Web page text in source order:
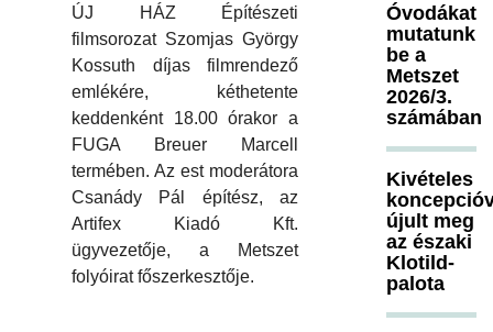
ÚJ HÁZ Építészeti
filmsorozat Szomjas György
Kossuth díjas filmrendező
emlékére, kéthetente
keddenként 18.00 órakor a
FUGA Breuer Marcell
termében. Az est moderátora
Csanády Pál építész, az
Artifex Kiadó Kft.
ügyvezetője, a Metszet
folyóirat főszerkesztője.
Óvodákat
mutatunk
be a
Metszet
2026/3.
számában
Kivételes
újult meg
az északi
Klotild-
palota